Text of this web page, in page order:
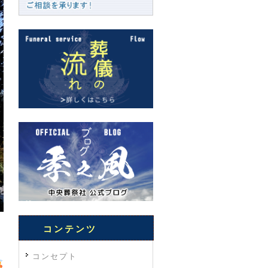
コンテンツ
コンセプト